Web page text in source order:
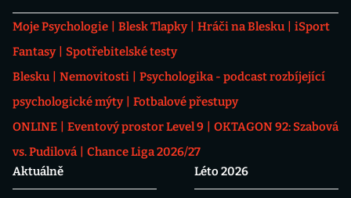
Moje Psychologie Blesk Tlapky Hráči na Blesku
iSport
Fantasy
Spotřebitelské testy
Blesku
Nemovitosti
Psychologika - podcast rozbíjející
psychologické mýty
Fotbalové přestupy
ONLINE
Eventový prostor Level 9
OKTAGON 92: Szabová
vs. Pudilová
Chance Liga 2026/27
Aktuálně
Léto 2026